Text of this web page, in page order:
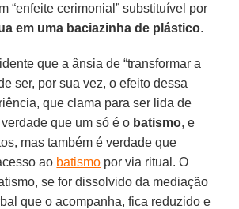
“enfeite cerimonial” substituível por
em uma baciazinha de plástico.
que a ânsia de “transformar a
ser, por sua vez, o efeito dessa
que clama para ser lida de
que um só é o batismo, e
mas também é verdade que
ao batismo por via ritual. O
se for dissolvido da mediação
que o acompanha, fica reduzido e